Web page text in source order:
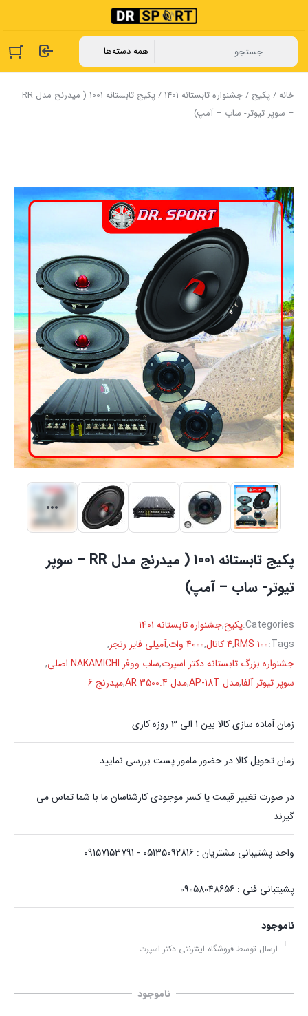
خانه/پکیج /جشنواره تابستانه 1401
/ پکیج تابستانه 1001 ( میدرنج مدل RR
– سوپر تیوتر- ساب – آمپ)
پکیج تابستانه 1001 ( میدرنج مدل RR – سوپر
تیوتر- ساب – آمپ)
Categories:پکیج,جشنواره تابستانه 1401
Tags:
100 RMS
,4 کانال ,4000 وات ,آمپلی فایر رنجر,
جشنواره بزرگ تابستانه دکتر اسپرت,ساب ووفر NAKAMICHI اصلی
,
سوپر تیوتر آلفا,مدل AP-18T ,مدل AR 3500.4 ,میدرنج 6
زمان آماده سازی کالا بین 1 الی 3 روزه کاری
زمان تحویل کالا در حضور مامور پست بررسی نمایید
در صورت تغییر قیمت یا کسر موجودی کارشناسان ما با شما تماس می
گیرند
واحد پشتیبانی مشتریان : 05135092816 - 09157153791
پشیتبانی فنی : 09058048656
ناموجود
ارسال توسط فروشگاه اینترنتی دکتر اسپرت
ناموجود